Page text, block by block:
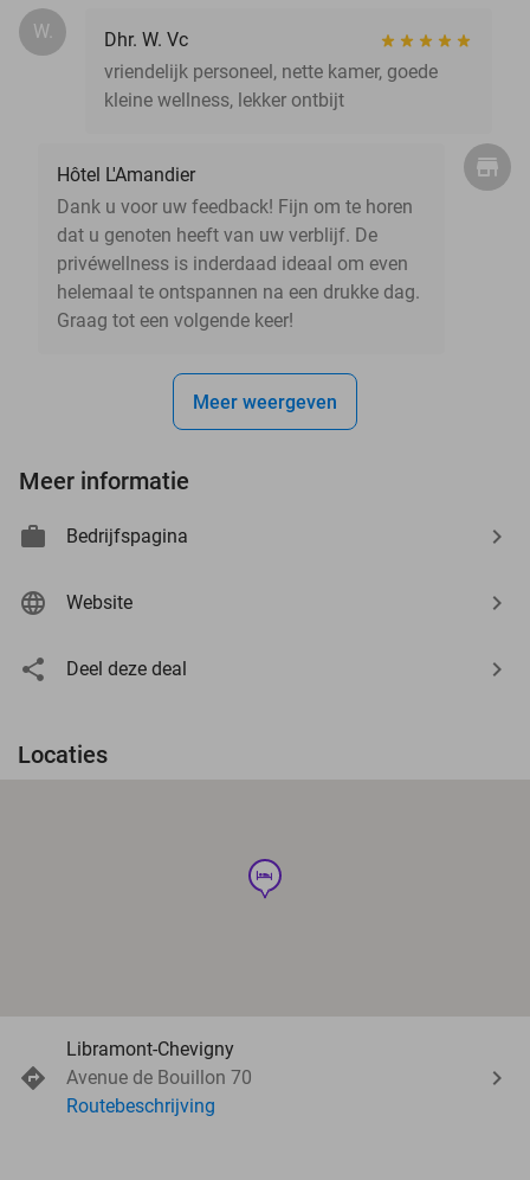
W.
Dhr. W. Vc
vriendelijk personeel, nette kamer, goede
kleine wellness, lekker ontbijt
Hôtel L'Amandier
Dank u voor uw feedback! Fijn om te horen
dat u genoten heeft van uw verblijf. De
privéwellness is inderdaad ideaal om even
helemaal te ontspannen na een drukke dag.
Graag tot een volgende keer!
Meer weergeven
Meer informatie
Bedrijfspagina
Website
Deel deze deal
Locaties
hotel
Libramont-Chevigny
Avenue de Bouillon 70
Routebeschrijving